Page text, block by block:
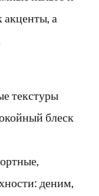
а
текстуры
блеск
деним,